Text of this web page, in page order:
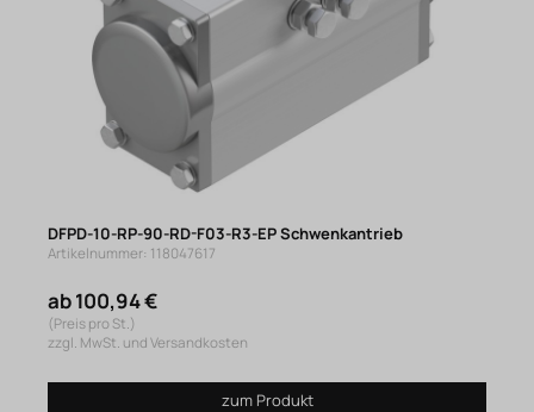
DFPD-10-RP-90-RD-F03-R3-EP Schwenkantrieb
Artikelnummer: 118047617
ab 100,94 €
(Preis pro St.)
zzgl. MwSt. und Versandkosten
zum Produkt